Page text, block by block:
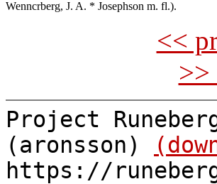
<<
>>
Project
(aronsson)
https://